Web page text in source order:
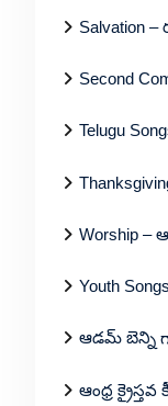
Salvation –
Second
Telugu
Worship
Youth
ఆడమ్ బెన్ని
ఆంధ్ర క్రైస్తవ